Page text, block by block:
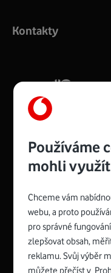
silný signál pro celou
Více o COMPAL
Zyxel VMG8623-
Rozměry modemu
a nabízí 4 gigabitové
Spojte
Kontakty
Používáme
mohli využít
Chceme vám
webu, a proto
pro správné
zlepšovat obsah,
reklamu. Svůj výběr
můžete přečíst v